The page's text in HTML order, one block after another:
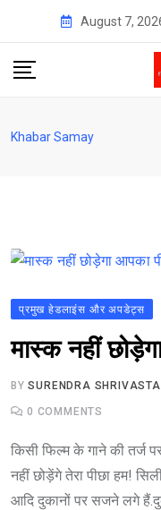
content
August 7,
Khabar Samay
प्रमुख हेडलाइंस और अपडेट्स
मास्क नहीं
BYSURENDRA
0 COMMENTS
किसी फिल्म के गाने की तर्ज
नहीं छोड़ेंगे तेरा पीछा हम!
आदि दुकानों पर सजने लगे